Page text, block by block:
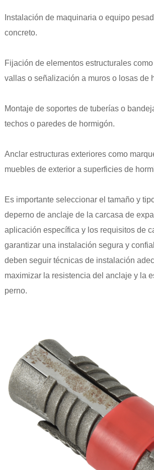
Instalación de maquinaria o equipo
concreto.
Fijación de elementos estructurales
vallas o señalización a muros o losas de
Montaje de soportes de tuberías o
techos o paredes de hormigón.
Anclar estructuras exteriores como
muebles de exterior a superficies de
Es importante seleccionar el tamaño y
deperno de anclaje de la carcasa de
aplicación específica y los requisitos de
garantizar una instalación segura y
deben seguir técnicas de instalación
maximizar la resistencia del anclaje y la
perno.